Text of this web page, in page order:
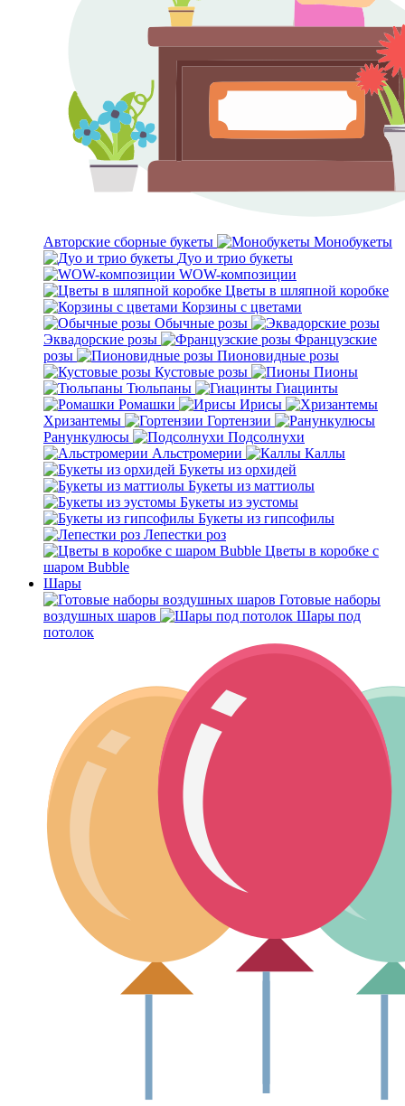
Авторские сборные букеты
Монобукеты
Дуо и трио букеты
WOW-композиции
Цветы в шляпной коробке
Корзины с цветами
Обычные розы
Эквадорские розы
Французские
розы
Пионовидные розы
Кустовые розы
Пионы
Тюльпаны
Гиацинты
Ромашки
Ирисы
Хризантемы
Гортензии
Ранункулюсы
Подсолнухи
Альстромерии
Каллы
Букеты из орхидей
Букеты из маттиолы
Букеты из эустомы
Букеты из гипсофилы
Лепестки роз
Цветы в коробке с
шаром Bubble
Шары
Готовые наборы
воздушных шаров
Шары под
потолок